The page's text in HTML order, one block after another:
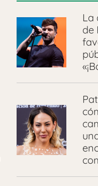
La
de